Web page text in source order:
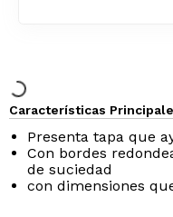
Características Principales
Presenta tapa que
Con bordes
de suciedad
con dimensiones